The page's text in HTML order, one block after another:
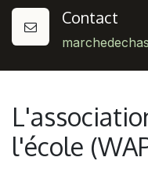
Contact
l'école